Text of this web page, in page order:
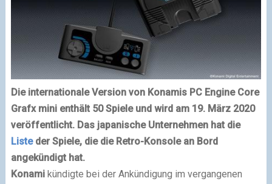
Die internationale Version von Konamis PC Engine Core
Grafx mini enthält 50 Spiele und wird am 19. März 2020
veröffentlicht. Das japanische Unternehmen hat die
Listeder Spiele, die die Retro-Konsole an Bord
angekündigt hat.
Konamikündigte bei der Ankündigung im vergangenen